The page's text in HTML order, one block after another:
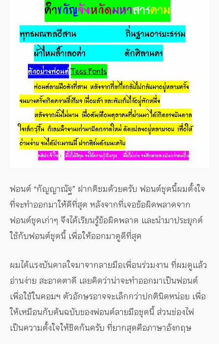
ฟอนต์ “กัญญาณัฐ” ฝากติชมด้วยครับ ฟอนต์ชุดนี้ผมตั้งใจ
ที่จะทำออกมาให้ดีที่สุด หลังจากที่เจอข้อผิดพลาดจาก
ฟอนต์ชุดเก่าๆ จึงได้เรียนรู้ข้อผิดพลาด และนำมาประยุกต์
ใช้กับฟอนต์ชุดนี้ เพื่อให้ออกมาดูดีที่สุด
ผมได้แรงบันดาลใจมาจากลายมือเพื่อนร่วมงาน ที่ผมดูแล้ว
อ่านง่าย สะอาดตาดี เลยคิดว่าน่าจะทำออกมาเป็นฟอนต์
เพื่อใช้ในคอมฯ ตัวอักษรอาจจะเล็กกว่าปกตินิดหน่อย เพื่อ
ให้เหมือนกับต้นฉบับของฟอนต์ลายมือชุดนี้ ส่วนช่องไฟ
เป็นความตั้งใจให้ชิดกันครับ ที่ยากสุดคือภาษาอังกฤษ